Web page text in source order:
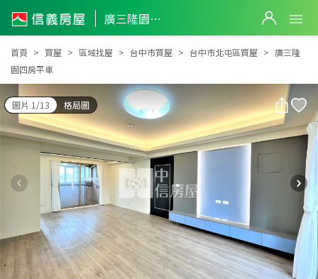
廣三隆園四房平車
廣三隆園四房平車
首頁 買屋 區域找屋 台中市買屋 台中市北屯區買屋
廣三隆
園四房平車
圖片 1/13 格局圖